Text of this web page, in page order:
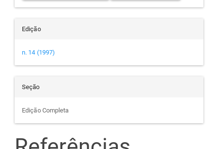
Edição
n. 14 (1997)
Seção
Edição Completa